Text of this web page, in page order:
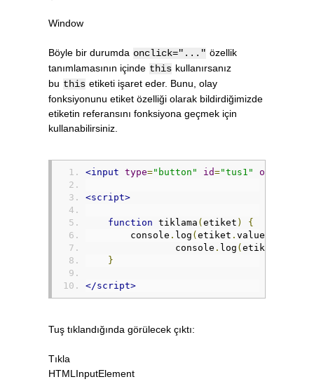
Window
Böyle bir durumda onclick="..." özellik
tanımlamasının içinde this kullanırsanız
bu this etiketi işaret eder. Bunu, olay
fonksiyonunu etiket özelliği olarak bildirdiğimizde
etiketin referansını fonksiyona geçmek için
kullanabilirsiniz.
<input type="button" id="tus1" onclick
<script>
function tiklama (etiket )
{
        console
. log (etiket . value
		console
. log (etiket
}
</script>
Tuş tıklandığında görülecek çıktı:
Tıkla
HTMLInputElement